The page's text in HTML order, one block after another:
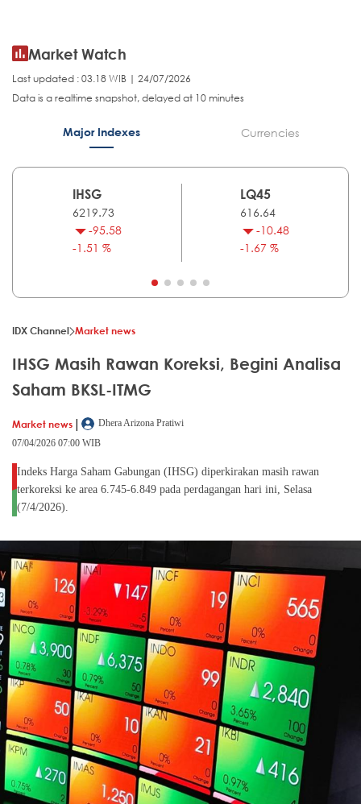
Market Watch
Last updated : 03.18 WIB | 24/07/2026
Data is a realtime snapshot, delayed at 10 minutes
Major Indexes Currencies
IHSG
6219.73
-95.58
-1.51 %
LQ45
616.64
-10.48
-1.67 %
IDX Channel Market news
IHSG Masih Rawan Koreksi, Begini Analisa
Saham BKSL-ITMG
Market news |
Dhera Arizona Pratiwi
07/04/2026 07:00 WIB
Indeks Harga Saham Gabungan (IHSG) diperkirakan masih rawan
terkoreksi ke area 6.745-6.849 pada perdagangan hari ini, Selasa
(7/4/2026).